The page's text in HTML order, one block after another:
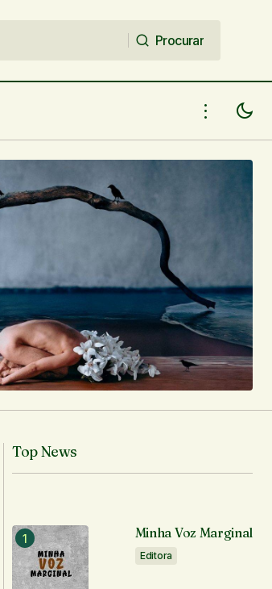
Procurar
Top News
Minha Voz Marginal
Editora